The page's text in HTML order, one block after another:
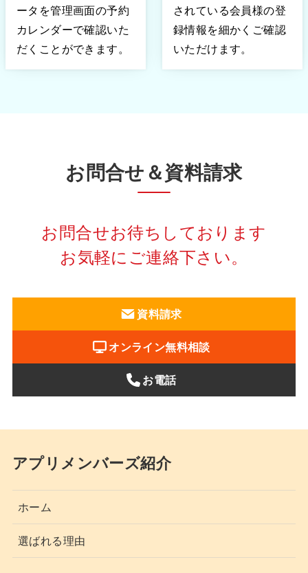
ータを管理画面の予約
カレンダーで確認いた
だくことができます。
されている会員様の登
録情報を細かくご確認
いただけます。
お問合せ＆資料請求
お問合せお待ちしております
お気軽にご連絡下さい。
資料請求
オンライン無料相談
お電話
アプリメンバーズ紹介
ホーム
選ばれる理由